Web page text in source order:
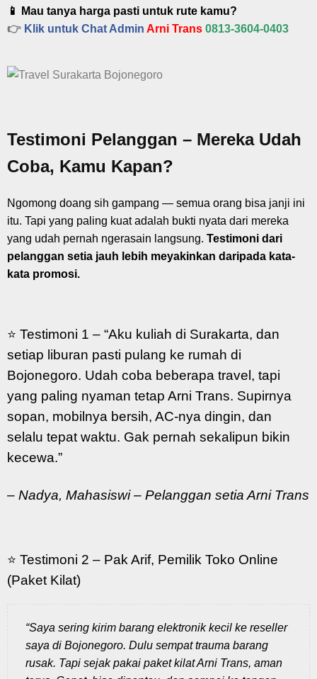
📱 Mau tanya harga pasti untuk rute kamu?
👉 Klik untuk Chat Admin Arni Trans 0813-3604-0403
Testimoni Pelanggan – Mereka Udah
Coba, Kamu Kapan?
Ngomong doang sih gampang — semua orang bisa janji ini
itu. Tapi yang paling kuat adalah bukti nyata dari mereka
yang udah pernah ngerasain langsung. Testimoni dari
pelanggan setia jauh lebih meyakinkan daripada kata-
kata promosi.
⭐ Testimoni 1 – “Aku kuliah di Surakarta, dan
setiap liburan pasti pulang ke rumah di
Bojonegoro. Udah coba beberapa travel, tapi
yang paling nyaman tetap Arni Trans. Supirnya
sopan, mobilnya bersih, AC-nya dingin, dan
selalu tepat waktu. Gak pernah sekalipun bikin
kecewa.”
– Nadya, Mahasiswi – Pelanggan setia Arni Trans
⭐ Testimoni 2 – Pak Arif, Pemilik Toko Online
(Paket Kilat)
“Saya sering kirim barang elektronik kecil ke reseller
saya di Bojonegoro. Dulu sempat trauma barang
rusak. Tapi sejak pakai paket kilat Arni Trans, aman